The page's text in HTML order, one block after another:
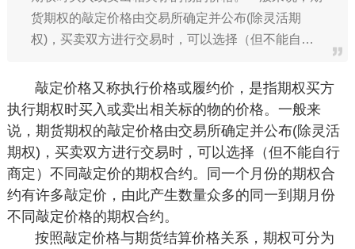
货期权的敲定价格由交易所确定并公布(除灵活期
权)，买卖双方进行交易时，可以选择（但不能自…
敲定价格又称执行价格或履约价，是指期权买方
执行期权时买入或卖出相关标的物的价格。一般来
说，期货期权的敲定价格由交易所确定并公布(除灵活
期权)，买卖双方进行交易时，可以选择（但不能自行
商定）不同敲定价的期权合约。同一个月份的期权合
约有许多敲定价，由此产生数量众多的同一到期月份
不同敲定价格的期权合约。
按照敲定价格与期货结算价格关系，期权可分为